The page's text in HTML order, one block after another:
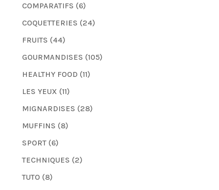
COMPARATIFS (6)
COQUETTERIES (24)
FRUITS (44)
GOURMANDISES (105)
HEALTHY FOOD (11)
LES YEUX (11)
MIGNARDISES (28)
MUFFINS (8)
SPORT(6)
TECHNIQUES (2)
TUTO (8)